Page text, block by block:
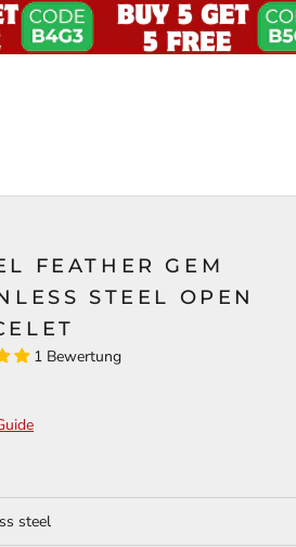
FEATHER GEM
STEEL OPEN
1 Bewertung
steel